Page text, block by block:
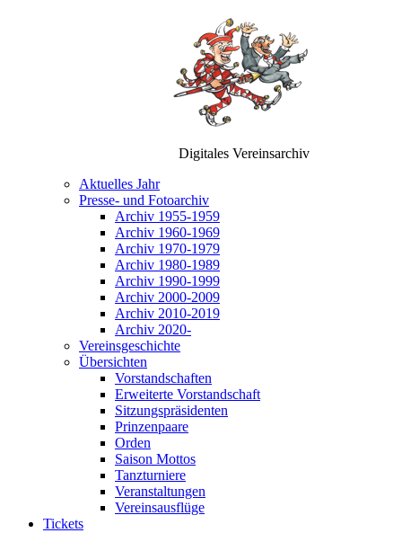
Digitales Vereinsarchiv
Aktuelles Jahr
Presse- und Fotoarchiv
Archiv 1955-1959
Archiv 1960-1969
Archiv 1970-1979
Archiv 1980-1989
Archiv 1990-1999
Archiv 2000-2009
Archiv 2010-2019
Archiv 2020-
Vereinsgeschichte
Übersichten
Vorstandschaften
Erweiterte Vorstandschaft
Sitzungspräsidenten
Prinzenpaare
Orden
Saison Mottos
Tanzturniere
Veranstaltungen
Vereinsausflüge
Tickets